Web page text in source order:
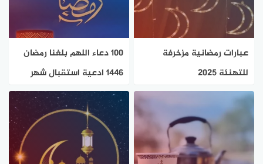
عبارات رمضانية مزخرفة
للتهنئة 2025
100 دعاء اللهم بلغنا رمضان
1446 ادعية استقبال شهر
رمضان